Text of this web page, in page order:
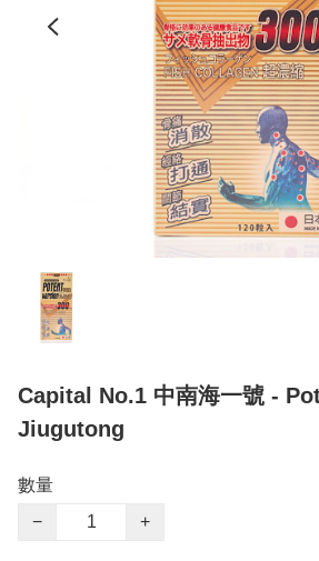
Capital No.1 中南海一號 -
Jiugutong
數量
−
+